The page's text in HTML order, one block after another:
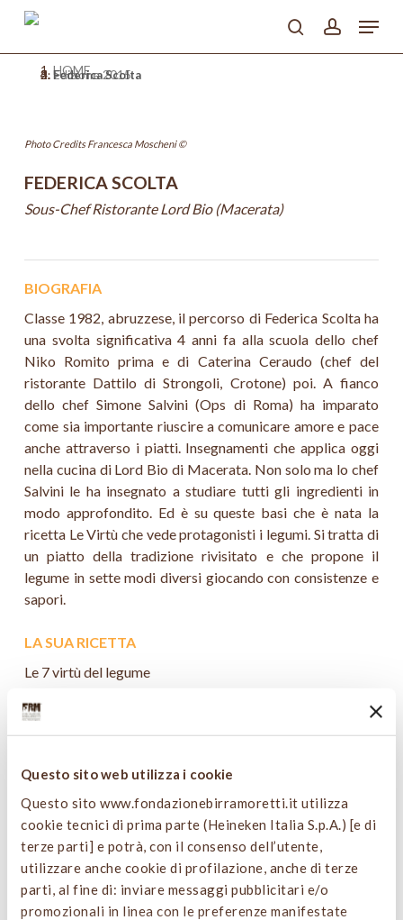
Questo sito web utilizza i cookie
Questo sito www.fondazionebirramoretti.it utilizza
cookie tecnici di prima parte (Heineken Italia S.p.A.) [e di
terze parti] e potrà, con il consenso dell’utente,
utilizzare anche cookie di profilazione, anche di terze
parti, al fine di: inviare messaggi pubblicitari e/o
promozionali in linea con le preferenze manifestate
Skip
content
searchaccount
Menu
HOME
>
Edizione 2015
>
Federica Scolta
Photo Credits Francesca Moscheni ©
FEDERICA SCOLTA
Sous-Chef Ristorante Lord Bio (Macerata)
BIOGRAFIA
Classe 1982, abruzzese, il percorso di Federica Scolta ha
una svolta significativa 4 anni fa alla scuola dello chef
Niko Romito prima e di Caterina Ceraudo (chef del
ristorante Dattilo di Strongoli, Crotone) poi. A fianco
dello chef Simone Salvini (Ops di Roma) ha imparato
come sia importante riuscire a comunicare amore e pace
anche attraverso i piatti. Insegnamenti che applica oggi
nella cucina di Lord Bio di Macerata. Non solo ma lo chef
Salvini le ha insegnato a studiare tutti gli ingredienti in
modo approfondito. Ed è su queste basi che è nata la
ricetta Le Virtù che vede protagonisti i legumi. Si tratta di
un piatto della tradizione rivisitato e che propone il
legume in sette modi diversi giocando con consistenze e
sapori.
LA SUA RICETTA
Le 7 virtù del legume
IN ABBINAMENTO
Close